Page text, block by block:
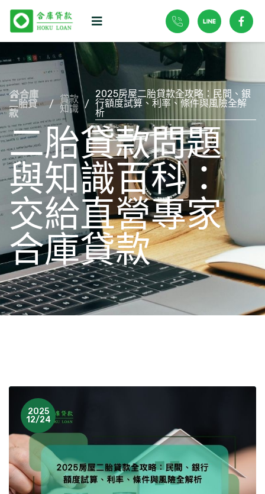
合庫
二胎貸
款
/ 貸款
知識 /
2025房屋二胎貸款全攻略：民間、銀
行額度試算、利率、條件與風險全解
析
二胎貸款問題
與知識百科：
交給直營專家
合庫貸款
2025
12/24